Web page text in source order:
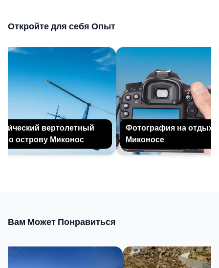
Откройте для себя Опыт
вертолетный
острову Миконос
Фотография на отдыхе
Миконосе
Вам Может Понравиться